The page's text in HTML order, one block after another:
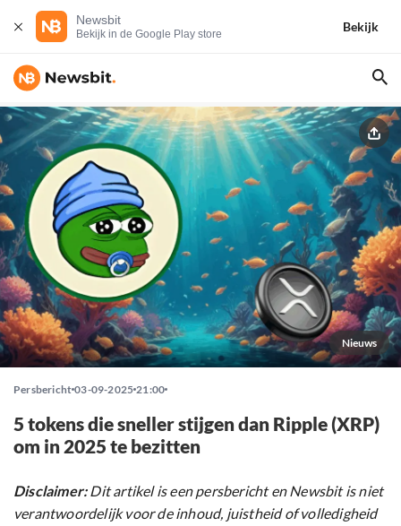
Newsbit
Bekijk in de Google Play store
Bekijk
Nieuws
Persbericht 03-09-2025 21:00
5 tokens die sneller stijgen dan Ripple (XRP)
om in 2025 te bezitten
Disclaimer:Dit artikel is een persbericht en Newsbit is niet
verantwoordelijk voor de inhoud, juistheid of volledigheid